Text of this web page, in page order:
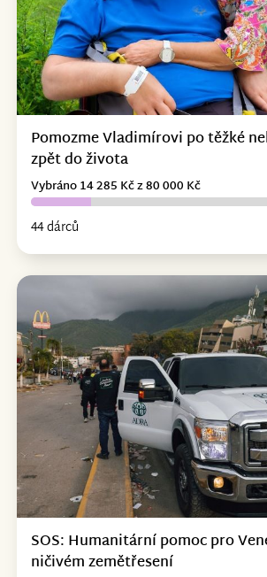
Pomozme Vladimírovi po těžké
zpět do života
44 dárců
Vybráno 14 285 Kč z 80 000 Kč
SOS: Humanitární pomoc pro
ničivém zemětřesení